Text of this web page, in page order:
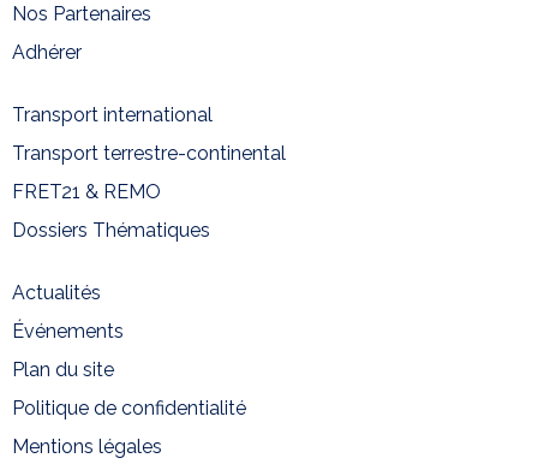
Nos Partenaires
Adhérer
Transport international
Transport terrestre-continental
FRET21 & REMO
Dossiers Thématiques
Actualités
Événements
Plan du site
Politique de confidentialité
Mentions légales